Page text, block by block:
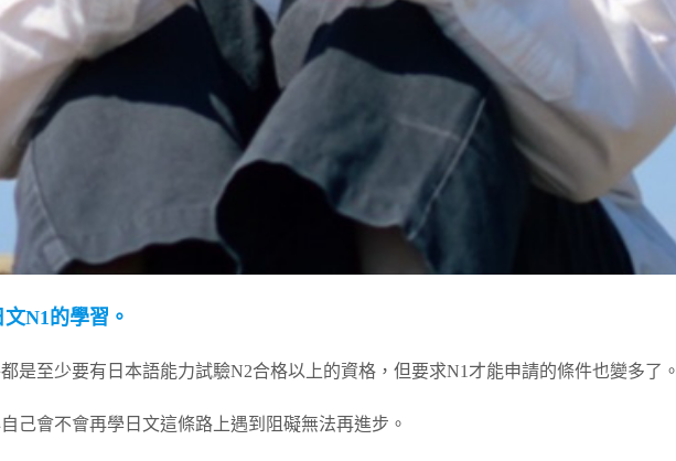
N1的學習。
是至少要有日本語能力試驗N2合格以上的資格，但要求N1才能申請的條件也變多了。
己會不會再學日文這條路上遇到阻礙無法再進步。